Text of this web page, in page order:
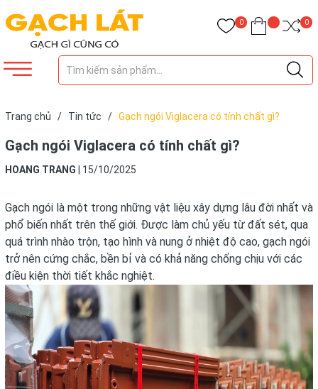
0 0
Trang chủ / Tin tức / Gạch ngói Viglacera có tính chất gì?
Gạch ngói Viglacera có tính chất gì?
HOANG TRANG 15/10/2025
Gạch ngói là một trong những vật liệu xây dựng lâu đời nhất và
phổ biến nhất trên thế giới. Được làm chủ yếu từ đất sét, qua
quá trình nhào trộn, tạo hình và nung ở nhiệt độ cao, gạch ngói
trở nên cứng chắc, bền bỉ và có khả năng chống chịu với các
điều kiện thời tiết khắc nghiệt.